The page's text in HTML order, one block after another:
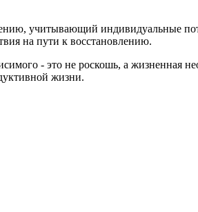
учитывающий индивидуальные
на пути к восстановлению.
- это не роскошь, а жизненная
жизни.